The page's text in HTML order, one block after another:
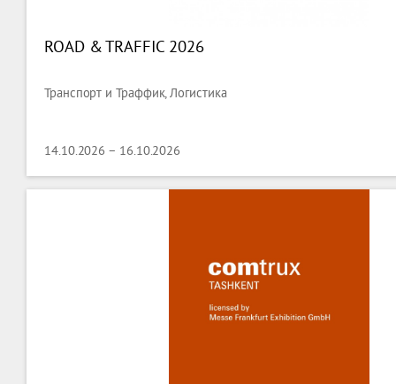
ROAD & TRAFFIC 2026
Транспорт и Траффик, Логистика
14.10.2026 – 16.10.2026